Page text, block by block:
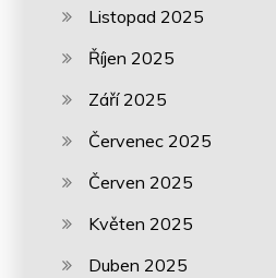
Listopad 2025
Říjen 2025
Září 2025
Červenec 2025
Červen 2025
Květen 2025
Duben 2025